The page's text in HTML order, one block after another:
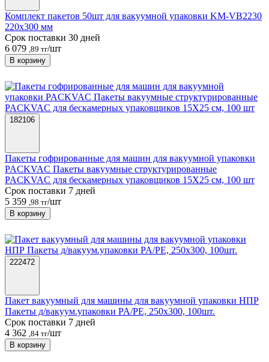
Комплект пакетов 50шт для вакуумной упаковки KM-VB2230
220х300 мм
Срок поставки 30 дней
6 079 ,89 тг/шт
В корзину
182106
Пакеты гофрированные для машин для вакуумной упаковки
PACKVAC Пакеты вакуумные структурированные
PACKVAC для бескамерных упаковщиков 15X25 см, 100 шт
Срок поставки 7 дней
5 359 ,98 тг/шт
В корзину
222472
Пакет вакуумный для машины для вакуумной упаковки НПР
Пакеты д/вакуум.упаковки PA/PE, 250х300, 100шт.
Срок поставки 7 дней
4 362 ,84 тг/шт
В корзину